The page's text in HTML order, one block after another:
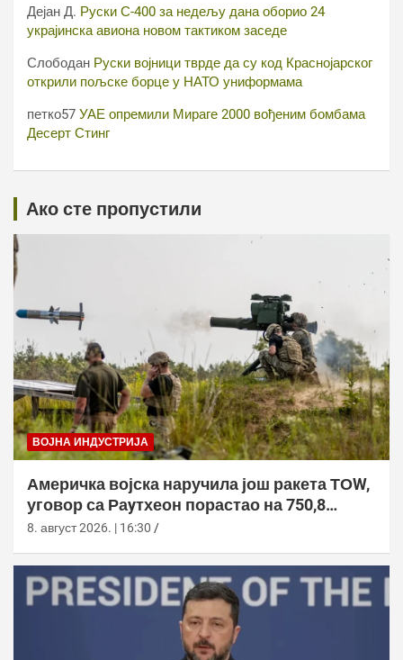
Дејан Д. Руски С-400 за недељу дана оборио 24
украјинска авиона новом тактиком заседе
Слободан Руски војници тврде да су код Краснојарског
открили пољске борце у НАТО униформама
петко57 УАЕ опремили Мираге 2000 вођеним бомбама
Десерт Стинг
Ако сте пропустили
ВОЈНА ИНДУСТРИЈА
Америчка војска наручила још ракета ТОW,
уговор са Раyтхеон порастао на 750,8
милиона долара
8. август 2026. | 16:30